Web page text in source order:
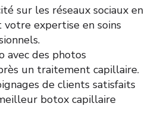
sur les réseaux sociaux en
expertise en soins
avec des photos
un traitement capillaire.
de clients satisfaits
botox capillaire